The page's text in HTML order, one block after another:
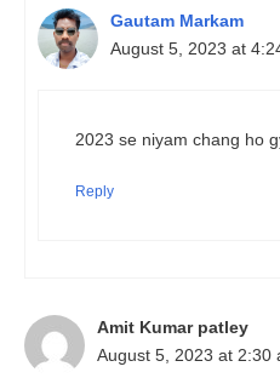
Gautam Markam
August 5, 2023 at
2023 se niyam chang ho
Reply
Amit Kumar patley
August 5, 2023 at 2:30